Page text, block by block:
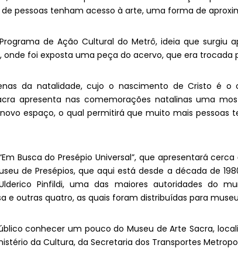
pessoas tenham acesso à arte, uma forma de
de Ação Cultural do Metrô, ideia que surgiu
onde foi exposta uma peça do acervo, que era
da natalidade, cujo o nascimento de Cristo é o
apresenta nas comemorações natalinas uma
espaço, o qual permitirá que muito mais pessoas
Busca do Presépio Universal”, que apresentará
de Presépios, que aqui está desde a década de
Pinfildi, uma das maiores autoridades do
e outras quatro, as quais foram distribuídas para
conhecer um pouco do Museu de Arte Sacra,
da Cultura, da Secretaria dos Transportes